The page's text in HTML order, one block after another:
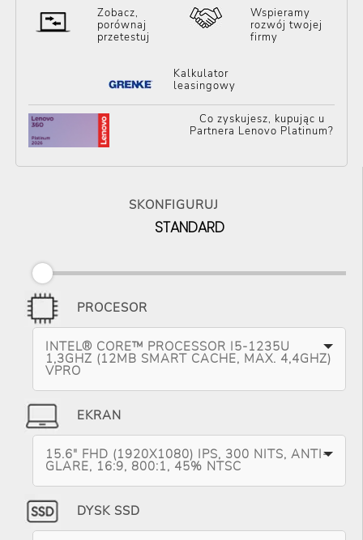
Zobacz,
porównaj
przetestuj
Wspieramy
rozwój twojej
firmy
Kalkulator
leasingowy
Co zyskujesz, kupując u
Partnera Lenovo Platinum?
SKONFIGURUJ
STANDARD
PROCESOR
INTEL® CORE™ PROCESSOR I5-1235U
1,3GHZ (12MB SMART CACHE, MAX. 4,4GHZ)
VPRO
EKRAN
15.6" FHD (1920X1080) IPS, 300 NITS, ANTI-
GLARE, 16:9, 800:1, 45% NTSC
DYSK SSD